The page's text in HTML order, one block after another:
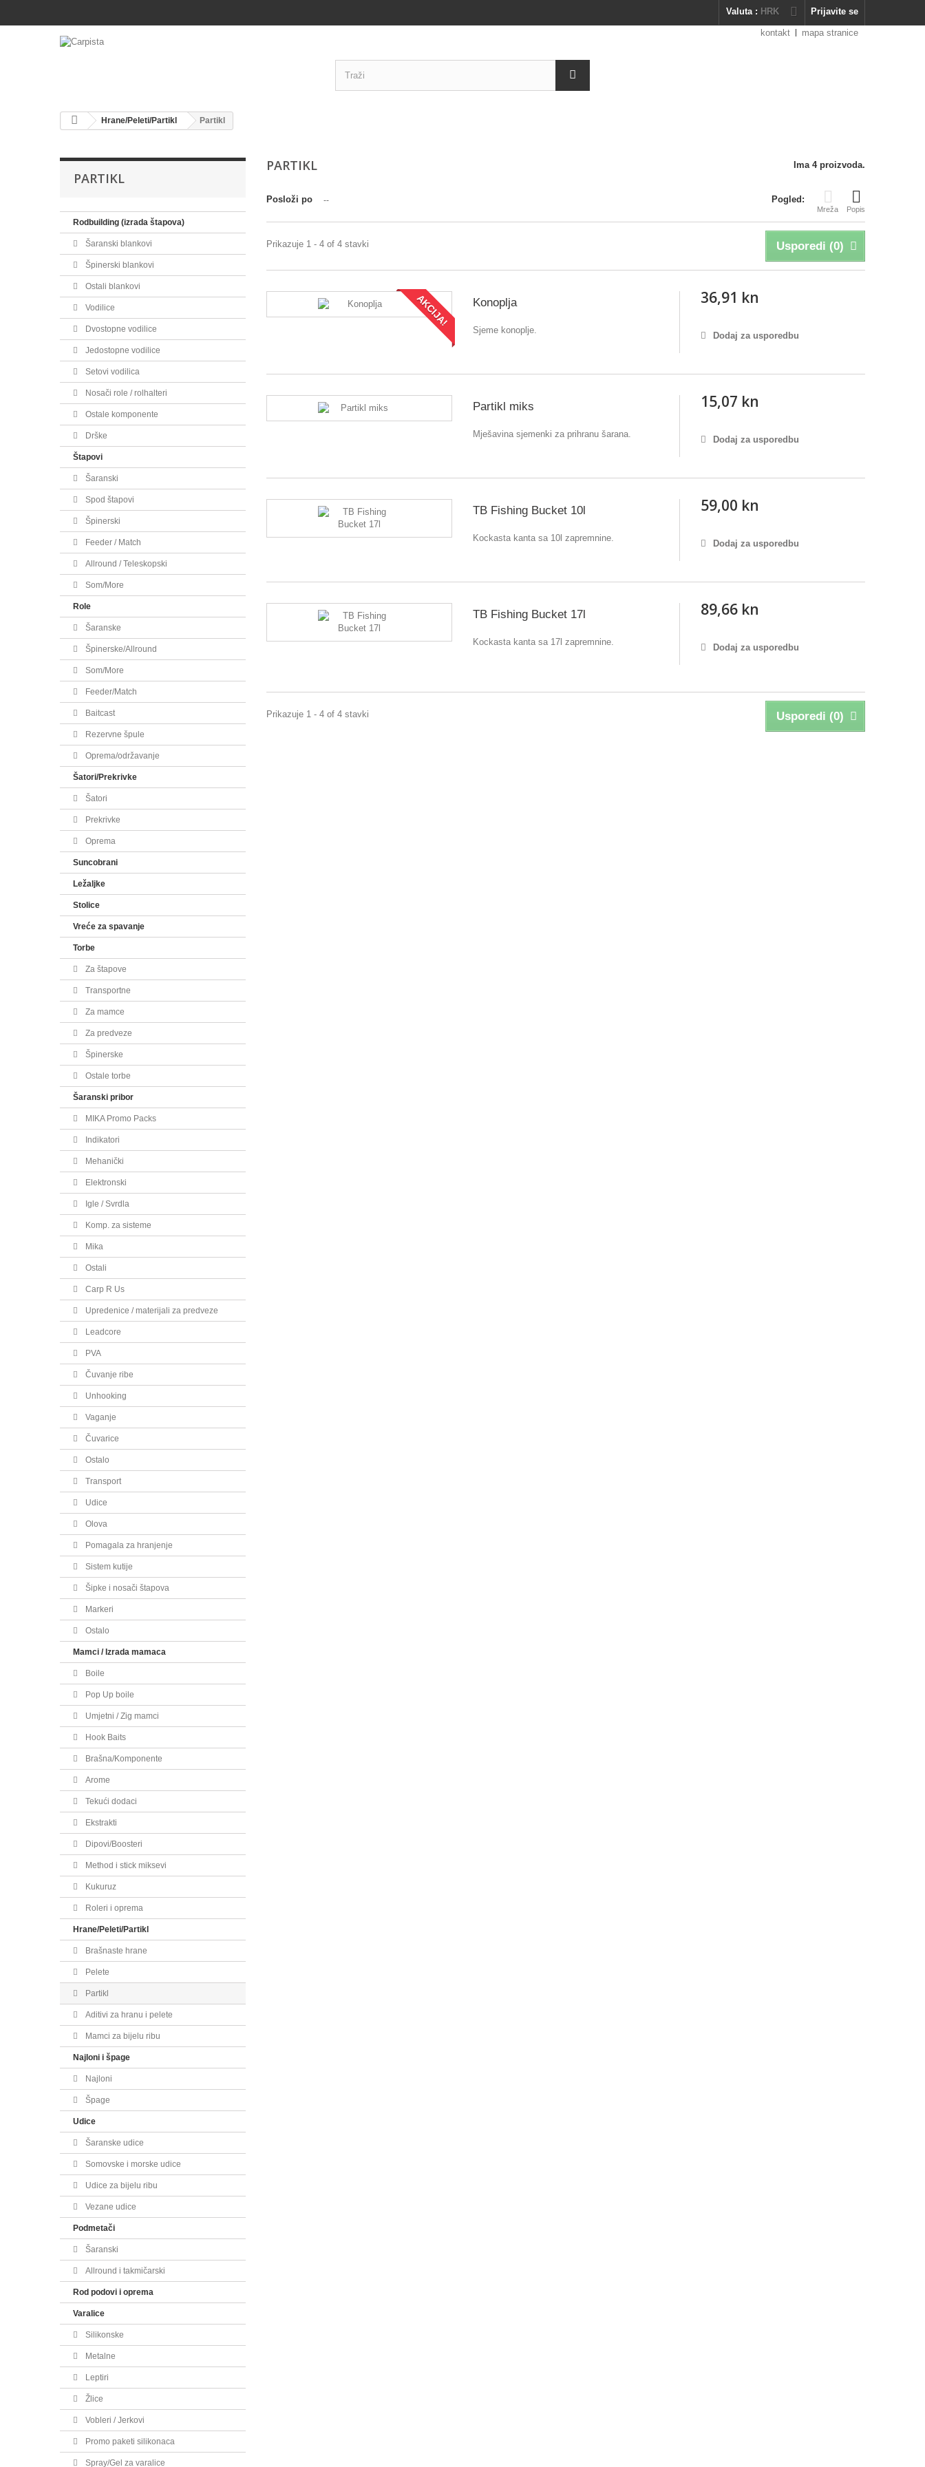
Prijavite se
Valuta : HRK
kontakt mapa stranice
Hrane/Peleti/Partikl Partikl
PARTIKL
Rodbuilding (izrada štapova)
Šaranski blankovi
Špinerski blankovi
Ostali blankovi
Vodilice
Dvostopne vodilice
Jedostopne vodilice
Setovi vodilica
Nosači role / rolhalteri
Ostale komponente
Drške
Štapovi
Šaranski
Spod štapovi
Špinerski
Feeder / Match
Allround / Teleskopski
Som/More
Role
Šaranske
Špinerske/Allround
Som/More
Feeder/Match
Baitcast
Rezervne špule
Oprema/održavanje
Šatori/Prekrivke
Šatori
Prekrivke
Oprema
Suncobrani
Ležaljke
Stolice
Vreće za spavanje
Torbe
Za štapove
Transportne
Za mamce
Za predveze
Špinerske
Ostale torbe
Šaranski pribor
MIKA Promo Packs
Indikatori
Mehanički
Elektronski
Igle / Svrdla
Komp. za sisteme
Mika
Ostali
Carp R Us
Upredenice / materijali za predveze
Leadcore
PVA
Čuvanje ribe
Unhooking
Vaganje
Čuvarice
Ostalo
Transport
Udice
Olova
Pomagala za hranjenje
Sistem kutije
Šipke i nosači štapova
Markeri
Ostalo
Mamci / Izrada mamaca
Boile
Pop Up boile
Umjetni / Zig mamci
Hook Baits
Brašna/Komponente
Arome
Tekući dodaci
Ekstrakti
Dipovi/Boosteri
Method i stick miksevi
Kukuruz
Roleri i oprema
Hrane/Peleti/Partikl
Brašnaste hrane
Pelete
Partikl
Aditivi za hranu i pelete
Mamci za bijelu ribu
Najloni i špage
Najloni
Špage
Udice
Šaranske udice
Somovske i morske udice
Udice za bijelu ribu
Vezane udice
Podmetači
Šaranski
Allround i takmičarski
Rod podovi i oprema
Varalice
Silikonske
Metalne
Leptiri
Žlice
Vobleri / Jerkovi
Promo paketi silikonaca
Spray/Gel za varalice
PARTIKL Ima 4 proizvoda.
Pogled:
Mreža Popis
Posloži po --
Usporedi (0)
Prikazuje 1 - 4 of 4 stavki
AKCIJA! Konoplja
Sjeme konoplje.
36,91 kn
Dodaj za usporedbu
Partikl miks
Mješavina sjemenki za prihranu šarana.
15,07 kn
Dodaj za usporedbu
TB Fishing Bucket 10l
Kockasta kanta sa 10l zapremnine.
59,00 kn
Dodaj za usporedbu
TB Fishing Bucket 17l
Kockasta kanta sa 17l zapremnine.
89,66 kn
Dodaj za usporedbu
Usporedi (0)
Prikazuje 1 - 4 of 4 stavki